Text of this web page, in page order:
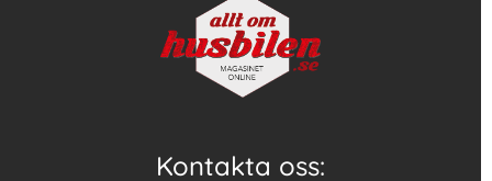
Kontakta oss: